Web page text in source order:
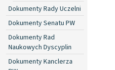
Dokumenty Rady Uczelni
Dokumenty Senatu PW
Dokumenty Rad
Naukowych Dyscyplin
Dokumenty Kanclerza